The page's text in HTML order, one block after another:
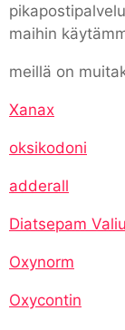
maihin
meillä on
Xanax
oksikodoni
adderall
Diatsepam
Oxynorm
Oxycontin